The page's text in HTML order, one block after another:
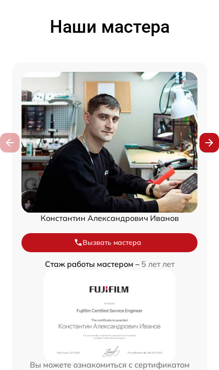
Наши мастера
Константин Александрович Иванов
Вызвать мастера
Стаж работы мастером – 5 лет лет
Вы можете ознакомиться с сертификатом